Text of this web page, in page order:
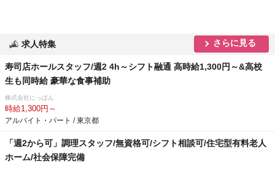
求人特集 さらに見る
寿司店ホールスタッフ/週2 4h～シフト融通 高時給1,300円～&高校
生も同時給 豪華な食事補助
株式会社にっぱん
時給1,300円～
アルバイト・パート / 東京都
「週2から可」調理スタッフ/無資格可/シフト相談可/住宅型有料老人
ホーム/社会保障完備